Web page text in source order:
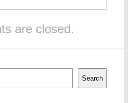
are closed.
Search